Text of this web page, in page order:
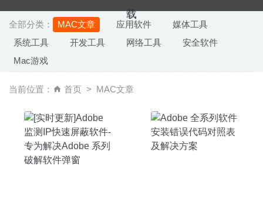
全部分类： MAC文章 应用软件
媒体工具
系统工具
开发工具 网络工具
安全软件
Mac游戏
当前位置： 首页 MAC文章
iFinance(我的财经) 4.5.21 for Mac中文版-强大的个人记账
财务管理软件 2020-03-13
02-26
DropSync 3.2.6 – 快速方便的多平台文件管理同步软件
2024-01-02
eZip 1.9.1 中文版-非常优秀且简洁易用的压缩解压软件